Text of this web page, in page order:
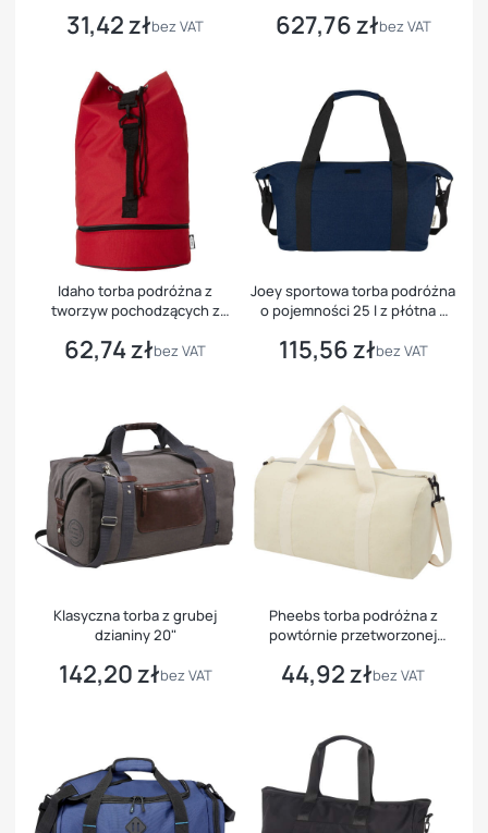
materiałów z recyklingu z
certyfikatem GRS
Cena
31,42 złbez VAT Cena
627,76 złbez VAT
Idaho torba podróżna z
tworzyw pochodzących z
Cena
62,74 złbez VAT
Joey sportowa torba podróżna
o pojemności 25 l z płótna z
Cena
115,56 złbez VAT
Klasyczna torba z grubej
dzianiny 20"
Cena
142,20 złbez VAT
Pheebs torba podróżna z
powtórnie przetworzonej
Cena
44,92 złbez VAT